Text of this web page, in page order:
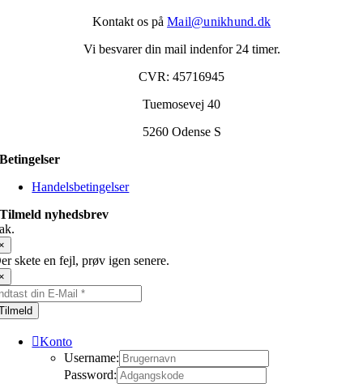
Kontakt os på Mail@unikhund.dk
Vi besvarer din mail indenfor 24 timer.
CVR: 45716945
Tuemosevej 40
5260 Odense S
Betingelser
Handelsbetingelser
Tilmeld nyhedsbrev
skete en fejl, prøv igen senere.
Konto
Username:
Password: